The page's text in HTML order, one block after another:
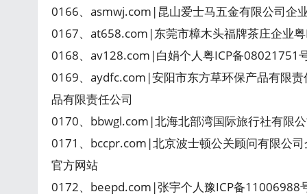
0166、asmwj.com|昆山爱士马五金有限公司企
0167、at658.com|东莞市樟木头福牌茶庄企业
0168、av128.com|白娟个人粤ICP备08021751
0169、aydfc.com|安阳市东方草环保产品有限
品有限责任公司
0170、bbwgl.com|北海北部湾国际旅行社有限
0171、bccpr.com|北京波士顿公关顾问有限公
官方网站
0172、beepd.com|张宇个人豫ICP备11006988